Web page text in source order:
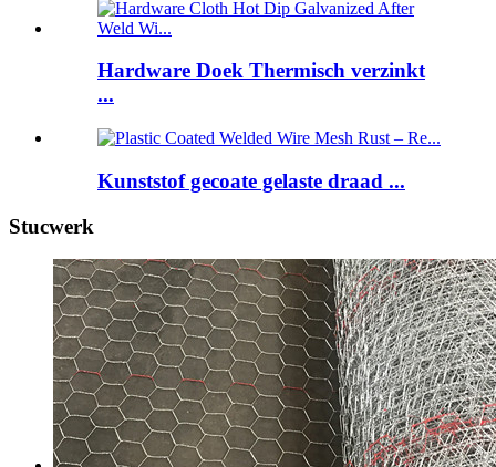
Hardware Doek Thermisch verzinkt
...
Kunststof gecoate gelaste draad ...
Stucwerk